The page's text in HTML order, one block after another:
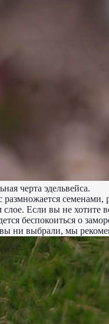
черта эдельвейса.
размножается
Если вы не хотите
беспокоиться о
ни выбрали, мы